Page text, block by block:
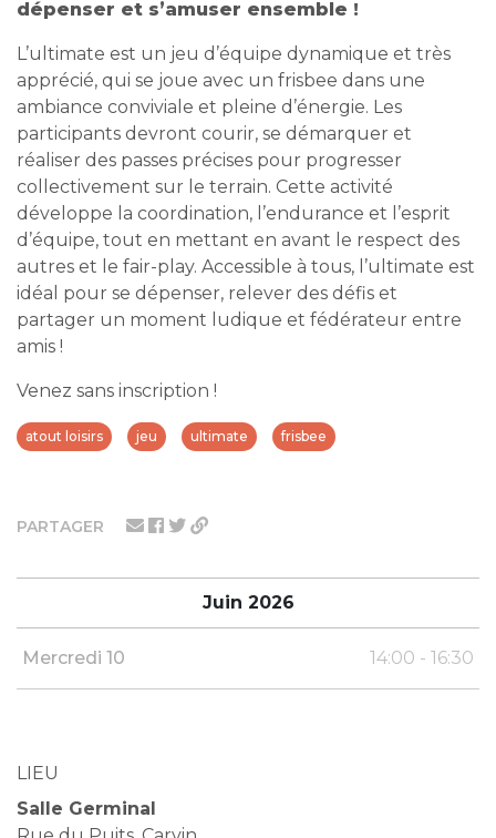
PARTAGER
Juin 2026
Mercredi 10 14:00 - 16:30
LIEU
Salle Germinal
dépenser et s’amuser ensemble !
L’ultimate est un jeu d’équipe dynamique et très
apprécié, qui se joue avec un frisbee dans une
ambiance conviviale et pleine d’énergie. Les
participants devront courir, se démarquer et
réaliser des passes précises pour progresser
collectivement sur le terrain. Cette activité
développe la coordination, l’endurance et l’esprit
d’équipe, tout en mettant en avant le respect des
autres et le fair-play. Accessible à tous, l’ultimate est
idéal pour se dépenser, relever des défis et
partager un moment ludique et fédérateur entre
amis !
Venez sans inscription !
atout loisirs jeu ultimate frisbee